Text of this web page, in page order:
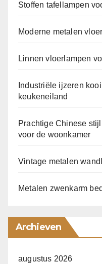
Stoffen tafellampen
Moderne metalen
Linnen vloerlampen
Industriële ijzeren
keukeneiland
Prachtige Chinese
voor de woonkamer
Vintage metalen
Metalen zwenkarm
Archieven
augustus 2026